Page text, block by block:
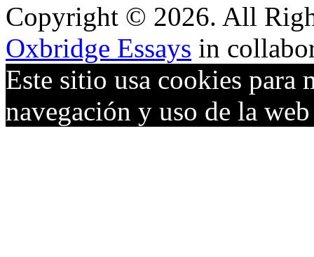
Copyright © 2026. All
Oxbridge Essays in
Este sitio usa cookies para
navegación y uso de la